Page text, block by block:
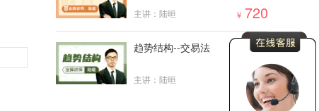
02月16日0216货币
主讲：陆晅 ￥ 720
趋势结构--交易法
主讲：陆晅 2000